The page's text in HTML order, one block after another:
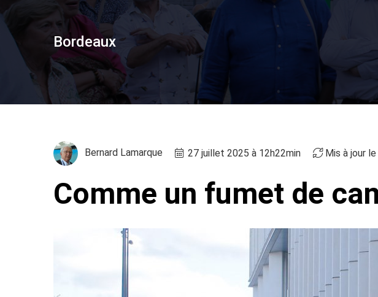
Bordeaux
Bernard Lamarque 27 juillet 2025 à 12h22min Mis à jour
Comme un fumet de